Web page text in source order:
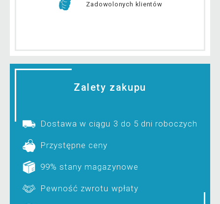
Zadowolonych klientów
Zalety zakupu
Dostawa w ciągu 3 do 5 dni roboczych
Przystępne ceny
99% stany magazynowe
Pewność zwrotu wpłaty